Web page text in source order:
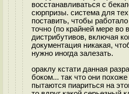
восстанавливаться с
сюрпризы. система для
поставить, чтобы
точно (по крайней мере во
дистрибутивов, включая
документация никакая,
нужно иногда залезать.
ораклу кстати данная
боком... так что они
пытаются пиариться на